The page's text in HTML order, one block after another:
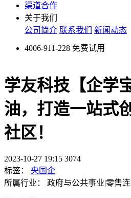
渠道合作
关于我们
公司简介 联系我们 新闻动态
4006-911-228 免费试用
学友科技【企学
油，打造一站式
社区！
2023-10-27 19:15 3074
标签：
央国企
所属行业： 政府与公共事业|零售